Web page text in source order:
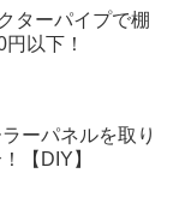
ターパイプで棚
以下！
ーパネルを取り
【DIY】